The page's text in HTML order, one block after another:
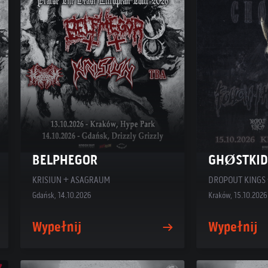
BELPHEGOR
KRISIUN + ASAGRAUM
Gdańsk, 14.10.2026
Wypełnij
GHØSTKID
Kraków, 15.10.2026
Wypełnij